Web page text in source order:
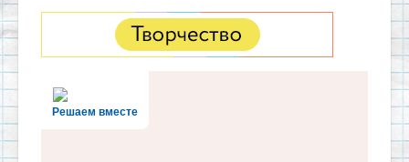
Решаем вместе